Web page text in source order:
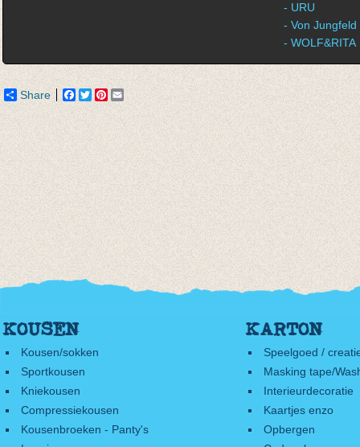
- URU
- Von Jungfeld
- WOLF&RITA
Share Facebook
TwitterPinterest
KOUSEN
Kousen/sokken
Sportkousen
Kniekousen
Compressiekousen
Kousenbroeken - Panty's
KARTON
Speelgoed /
Masking tape/
Interieurdecoratie
Kaartjes enzo
Opbergen